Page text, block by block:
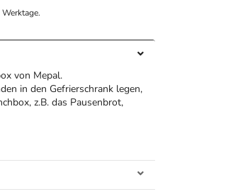
von Mepal.
in den Gefrierschrank legen,
z.B. das Pausenbrot,